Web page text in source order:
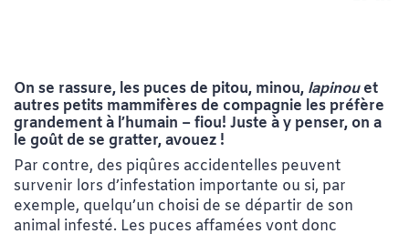
On se rassure, les puces de pitou, minou, lapinouet
autres petits mammifères de compagnie les préfère
grandement à l’humain – fiou! Juste à y penser, on a
le goût de se gratter, avouez !
Par contre, des piqûres accidentelles peuvent
survenir lors d’infestation importante ou si, par
exemple, quelqu’un choisi de se départir de son
animal infesté. Les puces affamées vont donc